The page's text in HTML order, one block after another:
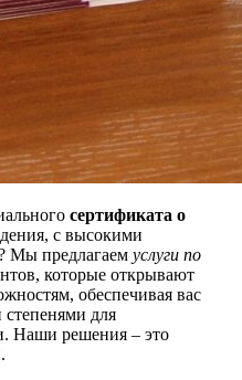
сертификата о
с высокими
Мы предлагаем услуги по
которые открывают
обеспечивая вас
для
Наши решения – это